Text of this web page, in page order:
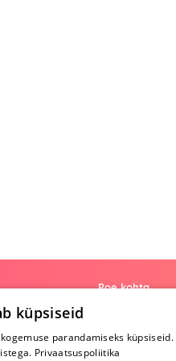
Poe kohta
Koostöö
Tagasiside
küpsiseid
parandamiseks
Privaatsuspoliitika